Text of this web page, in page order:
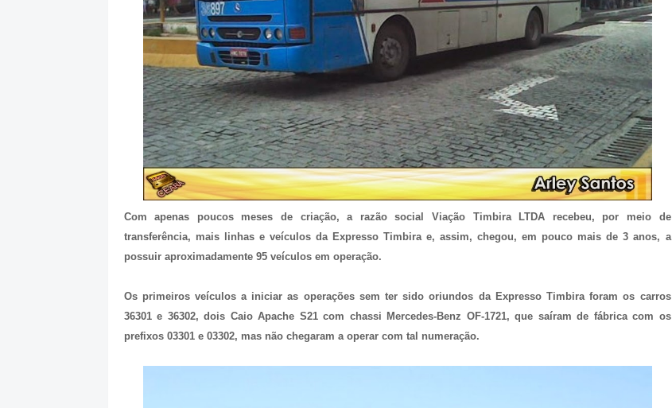
Com apenas poucos meses de criação, a razão social Viação Timbira LTDA recebeu, por meio de
transferência, mais linhas e veículos da Expresso Timbira e, assim, chegou, em pouco mais de 3 anos, a
possuir aproximadamente 95 veículos em operação.
Os primeiros veículos a iniciar as operações sem ter sido oriundos da Expresso Timbira foram os carros
36301 e 36302, dois Caio Apache S21 com chassi Mercedes-Benz OF-1721, que saíram de fábrica com os
prefixos 03301 e 03302, mas não chegaram a operar com tal numeração.